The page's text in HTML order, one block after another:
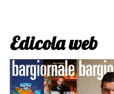
Edicola web